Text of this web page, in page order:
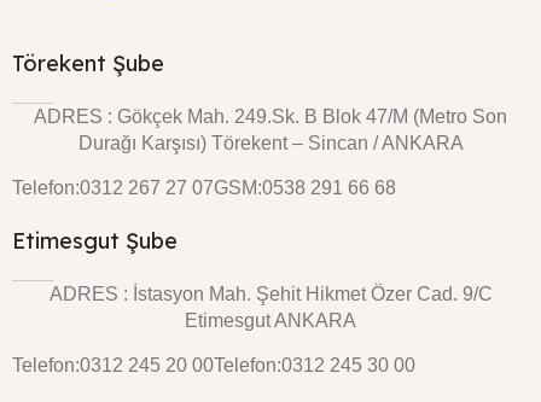
Törekent Şube
ADRES : Gökçek Mah. 249.Sk. B Blok 47/M (Metro Son
Durağı Karşısı) Törekent – Sincan / ANKARA
Telefon:0312 267 27 07GSM:0538 291 66 68
Etimesgut Şube
ADRES : İstasyon Mah. Şehit Hikmet Özer Cad. 9/C
Etimesgut ANKARA
Telefon:0312 245 20 00Telefon:0312 245 30 00